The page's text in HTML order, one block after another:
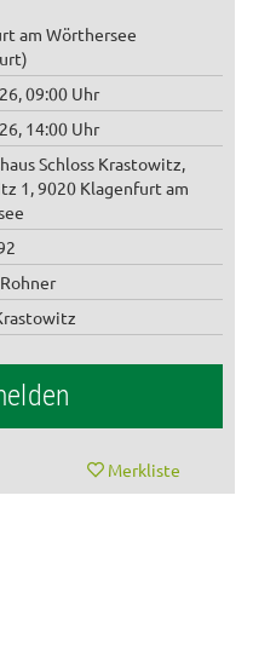
am Wörthersee
09:00 Uhr
14:00 Uhr
Schloss Krastowitz,
1, 9020 Klagenfurt am
Merkliste